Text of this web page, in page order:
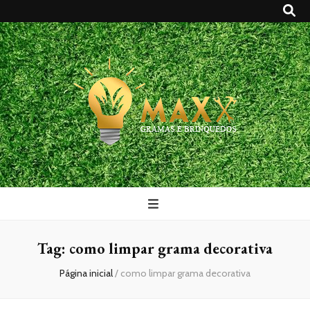
Maxx Gramas
Blog
Tag: como limpar grama decorativa
Página inicial/ como limpar grama decorativa